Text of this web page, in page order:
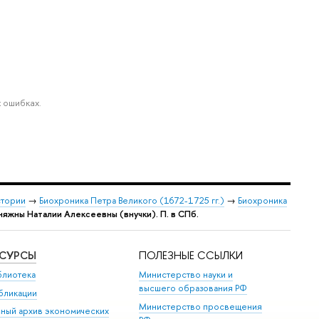
→ Биохроника Петра Великого (1672-1725 гг.) → Биохроника
Наталии Алексеевны (внучки). П. в СПб.
архив экономических
ПОЛЕЗНЫЕ ССЫЛКИ
Министерство науки и
высшего образования РФ
Министерство просвещения